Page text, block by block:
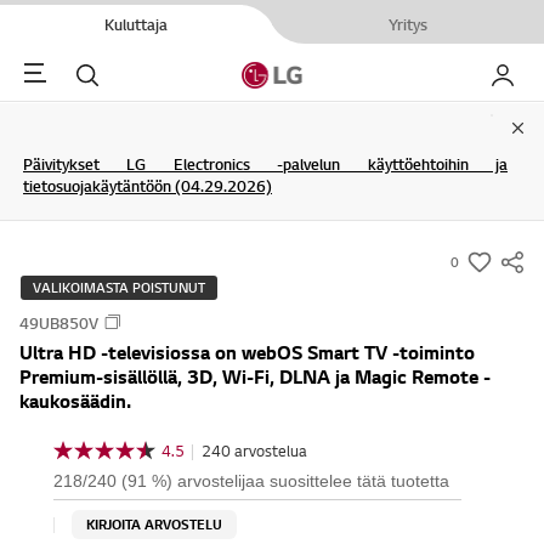
Kuluttaja Yritys
Menu Haku My LG
Päivitykset LG Electronics -palvelun käyttöehtoihin ja
tietosuojakäytäntöön (04.29.2026)
0
s
VALIKOIMASTA POISTUNUT
49UB850V
Ultra HD -televisiossa on webOS Smart TV -toiminto
Premium-sisällöllä, 3D, Wi-Fi, DLNA ja Magic Remote -
kaukosäädin.
4
.
5
/
5
4.5 | 240 arvostelua
218/240 (91 %) arvostelijaa suosittelee tätä tuotetta
KIRJOITA ARVOSTELU